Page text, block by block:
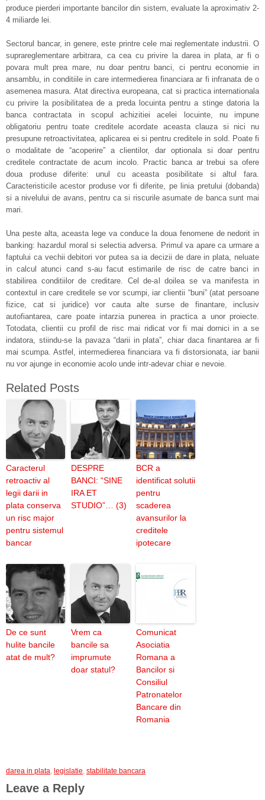
produce pierderi importante bancilor din sistem, evaluate la aproximativ 2-
4 miliarde lei.
Sectorul bancar, in genere, este printre cele mai reglementate industrii. O
suprareglementare arbitrara, ca cea cu privire la darea in plata, ar fi o
povara mult prea mare, nu doar pentru banci, ci pentru economie in
ansamblu, in conditiile in care intermedierea financiara ar fi infranata de o
asemenea masura. Atat directiva europeana, cat si practica internationala
cu privire la posibilitatea de a preda locuinta pentru a stinge datoria la
banca contractata in scopul achizitiei acelei locuinte, nu impune
obligatoriu pentru toate creditele acordate aceasta clauza si nici nu
presupune retroactivitatea, aplicarea ei si pentru creditele in sold. Poate fi
o modalitate de “acoperire” a clientilor, dar optionala si doar pentru
creditele contractate de acum incolo. Practic banca ar trebui sa ofere
doua produse diferite: unul cu aceasta posibilitate si altul fara.
Caracteristicile acestor produse vor fi diferite, pe linia pretului (dobanda)
si a nivelului de avans, pentru ca si riscurile asumate de banca sunt mai
mari.
Una peste alta, aceasta lege va conduce la doua fenomene de nedorit in
banking: hazardul moral si selectia adversa. Primul va apare ca urmare a
faptului ca vechii debitori vor putea sa ia decizii de dare in plata, neluate
in calcul atunci cand s-au facut estimarile de risc de catre banci in
stabilirea conditiilor de creditare. Cel de-al doilea se va manifesta in
contextul in care creditele se vor scumpi, iar clientii “buni” (atat persoane
fizice, cat si juridice) vor cauta alte surse de finantare, inclusiv
autofiantarea, care poate intarzia punerea in practica a unor proiecte.
Totodata, clientii cu profil de risc mai ridicat vor fi mai dornici in a se
indatora, stiindu-se la pavaza “darii in plata”, chiar daca finantarea ar fi
mai scumpa. Astfel, intermedierea financiara va fi distorsionata, iar banii
nu vor ajunge in economie acolo unde intr-adevar chiar e nevoie.
Related Posts
Caracterul
retroactiv al
legii darii in
plata conserva
un risc major
pentru sistemul
bancar
DESPRE
BANCI: “SINE
IRA ET
STUDIO”… (3)
BCR a
identificat solutii
pentru
scaderea
avansurilor la
creditele
ipotecare
De ce sunt
hulite bancile
atat de mult?
Vrem ca
bancile sa
imprumute
doar statul?
Comunicat
Asociatia
Romana a
Bancilor si
Consiliul
Patronatelor
Bancare din
Romania
darea in plata, legislatie, stabilitate bancara
Leave a Reply